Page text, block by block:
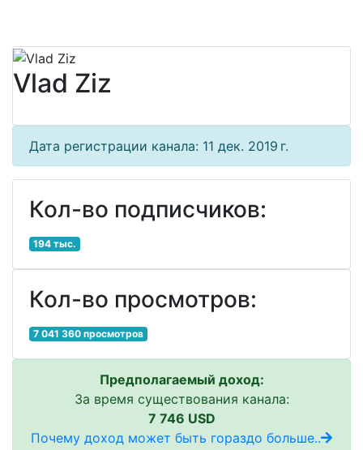
Vlad Ziz
Дата регистрации канала: 11 дек. 2019 г.
Кол-во подписчиков:
194 тыс.
Кол-во просмотров:
7 041 360 просмотров
Предполагаемый доход:
За время существования канала:
7 746 USD
Почему доход может быть гораздо больше..